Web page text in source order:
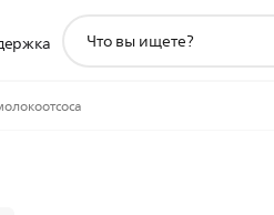
поддержки